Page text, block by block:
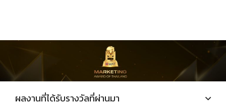
ผลงานที่ได้รับรางวัลที่ผ่านมา